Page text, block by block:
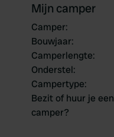
Mijn camper
Camper:
Bouwjaar:
Camperlengte:
Onderstel:
Campertype:
Bezit of huur je een
camper?